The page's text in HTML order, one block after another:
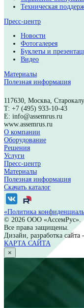
Решения
Услуги
Анализ и
Поставка
Монтаж
Сервисное
Техническая
Пресс-центр
Новости
Фотогалерея
Буклеты и
Видео
Материалы
Полезная информация
117630, Москва,
T: +7 (495) 933-10-43
E: info@assemrus.ru
www.assemrus.ru
О компании
Оборудование
Решения
Услуги
Пресс-центр
×